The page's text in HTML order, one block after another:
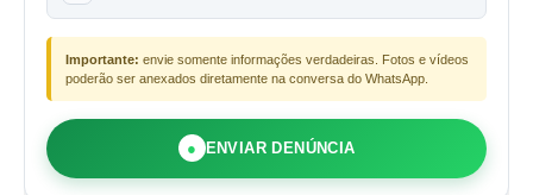
Importante: envie somente informações verdadeiras. Fotos e vídeos
poderão ser anexados diretamente na conversa do WhatsApp.
● ENVIAR DENÚNCIA